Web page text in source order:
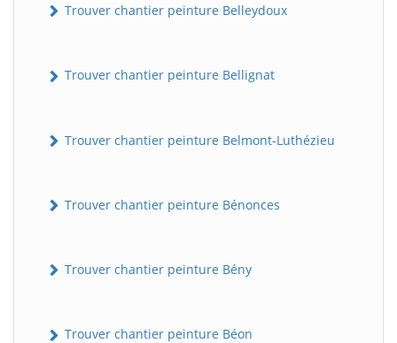
Trouver chantier peinture Belleydoux
Trouver chantier peinture Bellignat
Trouver chantier peinture Belmont-Luthézieu
Trouver chantier peinture Bénonces
Trouver chantier peinture Bény
Trouver chantier peinture Béon